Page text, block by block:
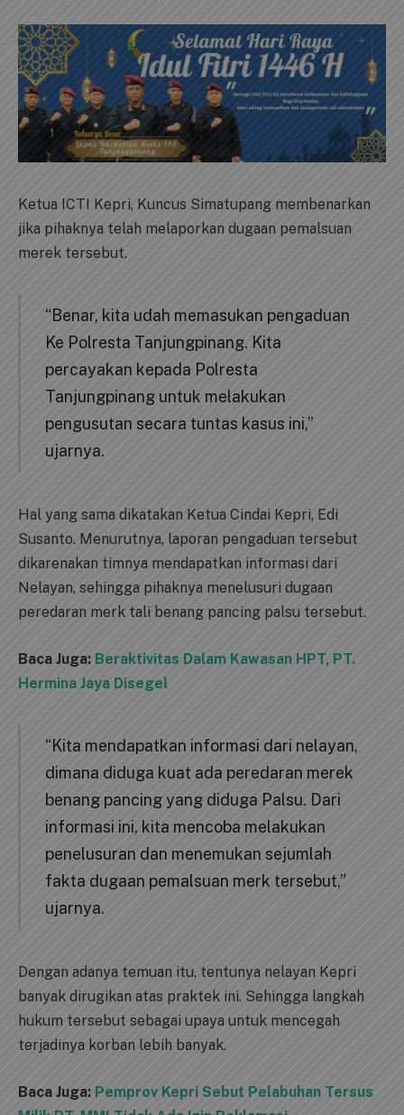
Ketua ICTI Kepri, Kuncus Simatupang membenarkan
jika pihaknya telah melaporkan dugaan pemalsuan
merek tersebut.
“Benar, kita udah memasukan pengaduan
Ke Polresta Tanjungpinang. Kita
percayakan kepada Polresta
Tanjungpinang untuk melakukan
pengusutan secara tuntas kasus ini,”
ujarnya.
Hal yang sama dikatakan Ketua Cindai Kepri, Edi
Susanto. Menurutnya, laporan pengaduan tersebut
dikarenakan timnya mendapatkan informasi dari
Nelayan, sehingga pihaknya menelusuri dugaan
peredaran merk tali benang pancing palsu tersebut.
Baca Juga: Beraktivitas Dalam Kawasan HPT, PT.
Hermina Jaya Disegel
“Kita mendapatkan informasi dari nelayan,
dimana diduga kuat ada peredaran merek
benang pancing yang diduga Palsu. Dari
informasi ini, kita mencoba melakukan
penelusuran dan menemukan sejumlah
fakta dugaan pemalsuan merk tersebut,”
ujarnya.
Dengan adanya temuan itu, tentunya nelayan Kepri
banyak dirugikan atas praktek ini. Sehingga langkah
hukum tersebut sebagai upaya untuk mencegah
terjadinya korban lebih banyak.
Baca Juga: Pemprov Kepri Sebut Pelabuhan Tersus